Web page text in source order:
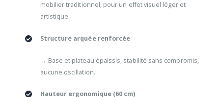
mobilier traditionnel, pour un effet visuel léger et
artistique.
Structure arquée renforcée
→ Base et plateau épaissis, stabilité sans compromis,
aucune oscillation.
Hauteur ergonomique (60 cm)